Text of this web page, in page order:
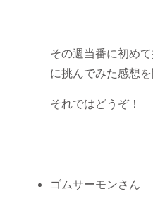
その週当番に初め
に挑んでみた感想
それではどうぞ！
ゴムサーモンさん